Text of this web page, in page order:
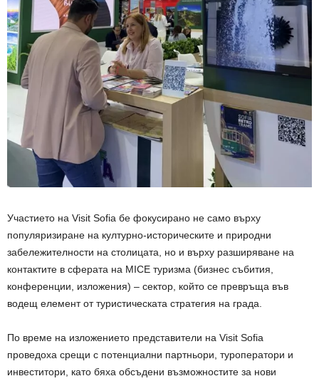
Участието на Visit Sofia бе фокусирано не само върху
популяризиране на културно-историческите и природни
забележителности на столицата, но и върху разширяване на
контактите в сферата на MICE туризма (бизнес събития,
конференции, изложения) – сектор, който се превръща във
водещ елемент от туристическата стратегия на града.
По време на изложението представители на Visit Sofia
проведоха срещи с потенциални партньори, туроператори и
инвеститори, като бяха обсъдени възможностите за нови